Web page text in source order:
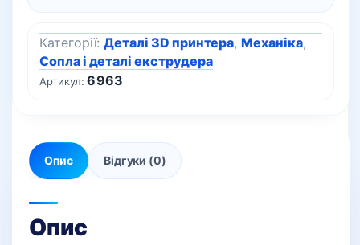
Артикул:6963
Категорії:Деталі 3D принтера,Механіка,
Сопла і деталі екструдера
Опис Відгуки (0)
Опис